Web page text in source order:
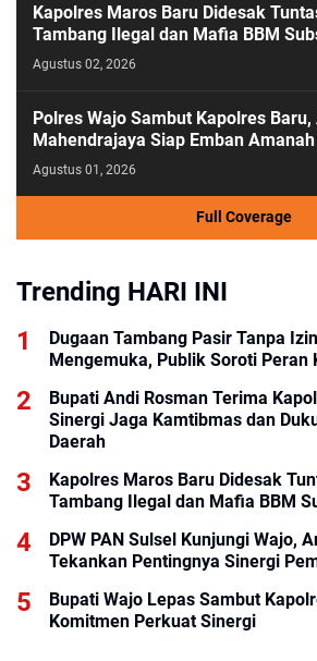
Kapolres Maros Baru Didesak
Tambang Ilegal dan Mafia BBM
Agustus 02, 2026
Polres Wajo Sambut Kapolres Baru,
Mahendrajaya Siap Emban Amanah
Agustus 01, 2026
Full Coverage
Trending HARI INI
Dugaan Tambang Pasir Tanpa
Mengemuka, Publik Soroti Peran
Bupati Andi Rosman Terima
Sinergi Jaga Kamtibmas dan
Daerah
Kapolres Maros Baru Didesak
Tambang Ilegal dan Mafia BBM
DPW PAN Sulsel Kunjungi Wajo,
Tekankan Pentingnya Sinergi
Bupati Wajo Lepas Sambut
Komitmen Perkuat Sinergi